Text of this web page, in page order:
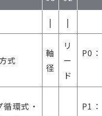
| |
式
軸
径
リ
ー
ド
P0
環式・
P1